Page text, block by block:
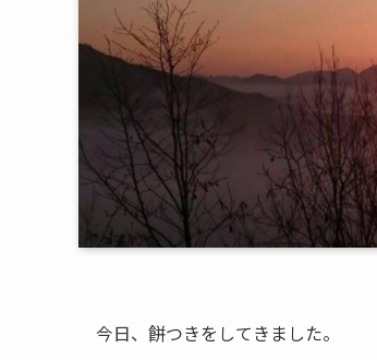
今日、餅つきをしてきました。